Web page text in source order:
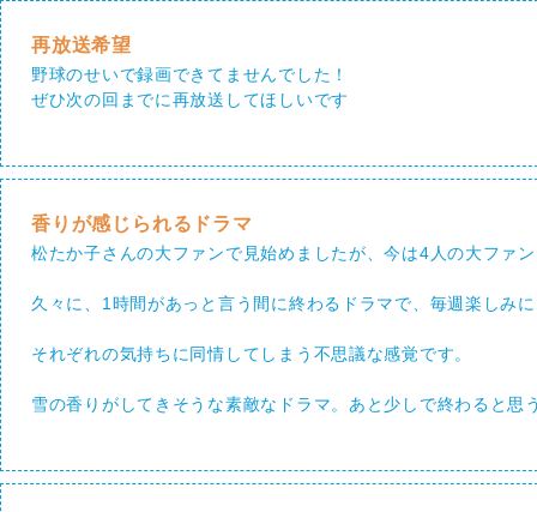
再放送希望
野球のせいで録画できてませんでした！
ぜひ次の回までに再放送してほしいです
香りが感じられるドラマ
松たか子さんの大ファンで見始めましたが、今は4人の大ファ
久々に、1時間があっと言う間に終わるドラマで、毎週楽しみ
それぞれの気持ちに同情してしまう不思議な感覚です。
雪の香りがしてきそうな素敵なドラマ。あと少しで終わると思